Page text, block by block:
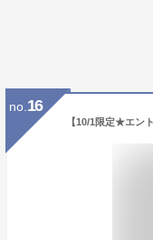
no. 16